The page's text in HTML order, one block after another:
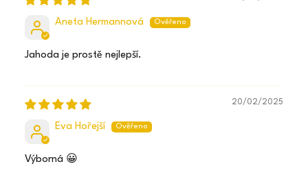
Aneta Hermannová
Jahoda je prostě nejlepší.
20/02/2025
Eva Hořejší
Výborná 😀